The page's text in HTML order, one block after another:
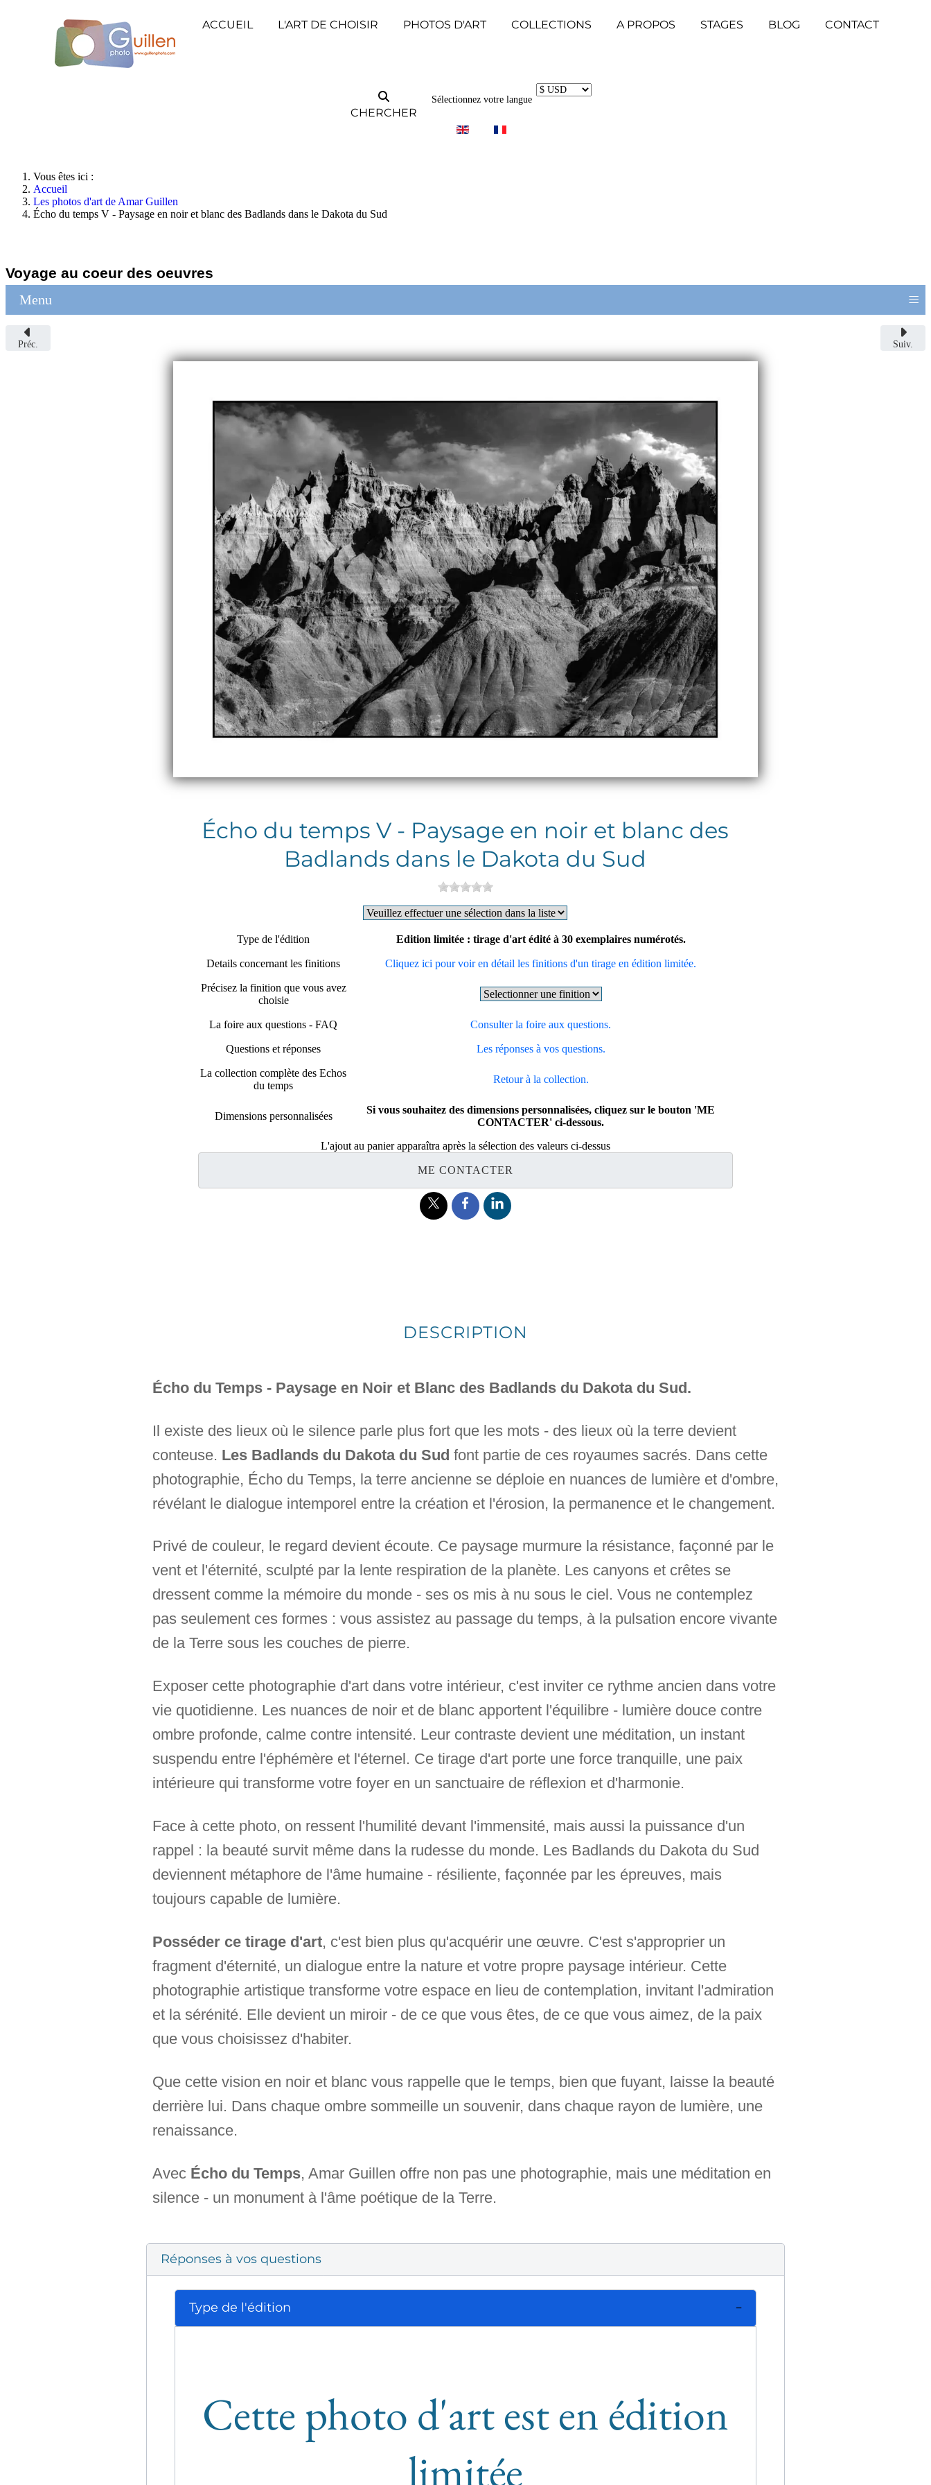
ACCUEIL L'ART DE CHOISIR PHOTOS D'ART COLLECTIONS A PROPOS STAGES BLOG CONTACT
CHERCHER
Sélectionnez votre langue
Vous êtes ici :
Accueil
Les photos d'art de Amar Guillen
Écho du temps V - Paysage en noir et blanc des Badlands dans le Dakota du Sud
Voyage au coeur des oeuvres
Menu ≡
Préc. Suiv.
Écho du temps V - Paysage en noir et blanc des
Badlands dans le Dakota du Sud
Type de l'édition Edition limitée : tirage d'art édité à 30 exemplaires numérotés.
Details concernant les finitions Cliquez ici pour voir en détail les finitions d'un tirage en édition limitée.
Précisez la finition que vous avez
choisie
La foire aux questions - FAQ Consulter la foire aux questions.
Questions et réponses Les réponses à vos questions.
La collection complète des Echos
du temps
Retour à la collection.
Dimensions personnalisées
Si vous souhaitez des dimensions personnalisées, cliquez sur le bouton 'ME
CONTACTER' ci-dessous.
L'ajout au panier apparaîtra après la sélection des valeurs ci-dessus
ME CONTACTER
DESCRIPTION
Écho du Temps - Paysage en Noir et Blanc des Badlands du Dakota du Sud.
Il existe des lieux où le silence parle plus fort que les mots - des lieux où la terre devient
conteuse. Les Badlands du Dakota du Sud font partie de ces royaumes sacrés. Dans cette
photographie, Écho du Temps, la terre ancienne se déploie en nuances de lumière et d'ombre,
révélant le dialogue intemporel entre la création et l'érosion, la permanence et le changement.
Privé de couleur, le regard devient écoute. Ce paysage murmure la résistance, façonné par le
vent et l'éternité, sculpté par la lente respiration de la planète. Les canyons et crêtes se
dressent comme la mémoire du monde - ses os mis à nu sous le ciel. Vous ne contemplez
pas seulement ces formes : vous assistez au passage du temps, à la pulsation encore vivante
de la Terre sous les couches de pierre.
Exposer cette photographie d'art dans votre intérieur, c'est inviter ce rythme ancien dans votre
vie quotidienne. Les nuances de noir et de blanc apportent l'équilibre - lumière douce contre
ombre profonde, calme contre intensité. Leur contraste devient une méditation, un instant
suspendu entre l'éphémère et l'éternel. Ce tirage d'art porte une force tranquille, une paix
intérieure qui transforme votre foyer en un sanctuaire de réflexion et d'harmonie.
Face à cette photo, on ressent l'humilité devant l'immensité, mais aussi la puissance d'un
rappel : la beauté survit même dans la rudesse du monde. Les Badlands du Dakota du Sud
deviennent métaphore de l'âme humaine - résiliente, façonnée par les épreuves, mais
toujours capable de lumière.
Posséder ce tirage d'art, c'est bien plus qu'acquérir une œuvre. C'est s'approprier un
fragment d'éternité, un dialogue entre la nature et votre propre paysage intérieur. Cette
photographie artistique transforme votre espace en lieu de contemplation, invitant l'admiration
et la sérénité. Elle devient un miroir - de ce que vous êtes, de ce que vous aimez, de la paix
que vous choisissez d'habiter.
Que cette vision en noir et blanc vous rappelle que le temps, bien que fuyant, laisse la beauté
derrière lui. Dans chaque ombre sommeille un souvenir, dans chaque rayon de lumière, une
renaissance.
Avec Écho du Temps, Amar Guillen offre non pas une photographie, mais une méditation en
silence - un monument à l'âme poétique de la Terre.
Réponses à vos questions
Type de l'édition
Cette photo d'art est en édition
limitée